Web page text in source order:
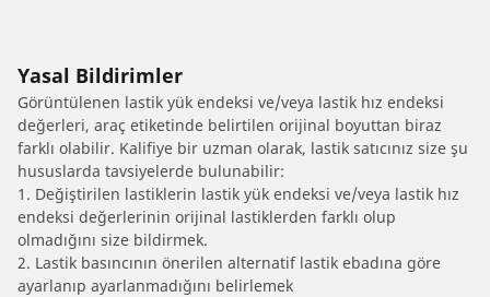
Yasal Bildirimler
Görüntülenen lastik yük endeksi ve/veya lastik hız endeksi
değerleri, araç etiketinde belirtilen orijinal boyuttan biraz
farklı olabilir. Kalifiye bir uzman olarak, lastik satıcınız size şu
hususlarda tavsiyelerde bulunabilir:
1. Değiştirilen lastiklerin lastik yük endeksi ve/veya lastik hız
endeksi değerlerinin orijinal lastiklerden farklı olup
olmadığını size bildirmek.
2. Lastik basıncının önerilen alternatif lastik ebadına göre
ayarlanıp ayarlanmadığını belirlemek